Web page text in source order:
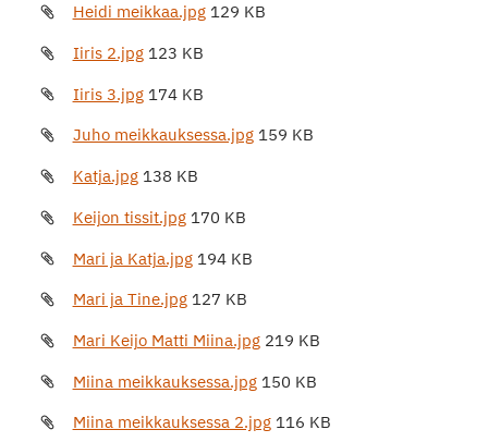
Heidi meikkaa.jpg 129 KB
Iiris 2.jpg 123 KB
Iiris 3.jpg 174 KB
Juho meikkauksessa.jpg 159 KB
Katja.jpg 138 KB
Keijon tissit.jpg 170 KB
Mari ja Katja.jpg 194 KB
Mari ja Tine.jpg 127 KB
Mari Keijo Matti Miina.jpg 219 KB
Miina meikkauksessa.jpg 150 KB
Miina meikkauksessa 2.jpg 116 KB